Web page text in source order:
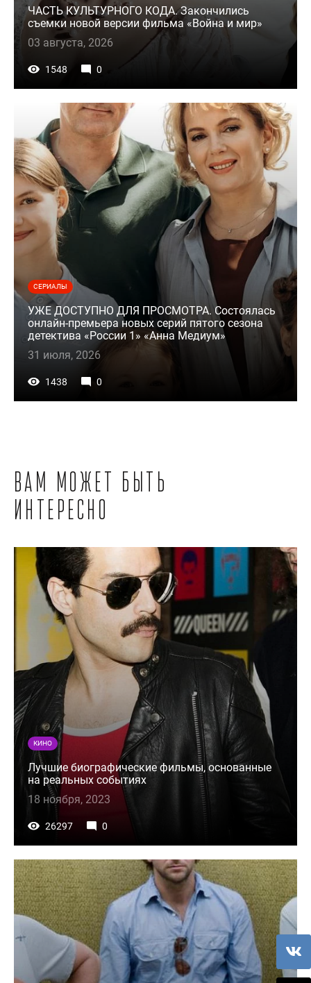
ЧАСТЬ КУЛЬТУРНОГО КОДА. Закончились
съемки новой версии фильма «Война и мир»
03 августа, 2026
1548 0
СЕРИАЛЫ
УЖЕ ДОСТУПНО ДЛЯ ПРОСМОТРА. Состоялась
онлайн-премьера новых серий пятого сезона
детектива «России 1» «Анна Медиум»
31 июля, 2026
1438 0
Вам может быть
интересно
КИНО
Лучшие биографические фильмы, основанные
на реальных событиях
18 ноября, 2023
26297 0